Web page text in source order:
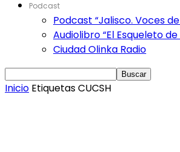
Podcast
Podcast “Jalisco. Voces
Audiolibro “El Esqueleto de
Ciudad Olinka Radio
Inicio EtiquetasCUCSH